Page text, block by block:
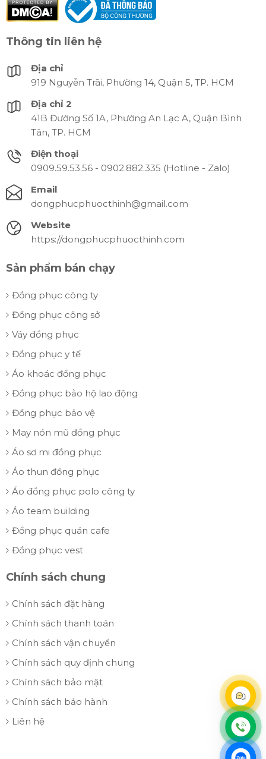
Thông tin liên hệ
Địa chỉ
919 Nguyễn Trãi, Phường 14, Quận 5, TP. HCM
Địa chỉ 2
41B Đường Số 1A, Phường An Lạc A, Quận Bình
Tân, TP. HCM
Điện thoại
0909.59.53.56 - 0902.882.335 (Hotline - Zalo)
Email
dongphucphuocthinh@gmail.com
Website
https://dongphucphuocthinh.com
Sản phẩm bán chạy
Đồng phục công ty
Đồng phục công sở
Váy đồng phục
Đồng phục y tế
Áo khoác đồng phục
Đồng phục bảo hộ lao động
Đồng phục bảo vệ
May nón mũ đồng phục
Áo sơ mi đồng phục
Áo thun đồng phục
Áo đồng phục polo công ty
Áo team building
Đồng phục quán cafe
Đồng phục vest
Chính sách chung
Chính sách đặt hàng
Chính sách thanh toán
Chính sách vận chuyển
Chính sách quy định chung
Chính sách bảo mật
Chính sách bảo hành
Liên hệ